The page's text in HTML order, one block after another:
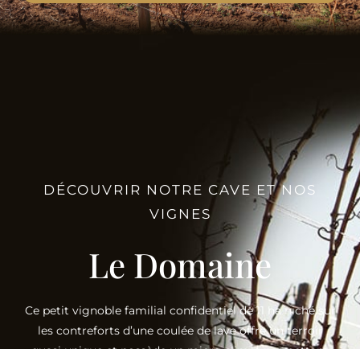
DÉCOUVRIR NOTRE CAVE ET NOS
VIGNES
Le Domaine
Ce petit vignoble familial confidentiel de 11 ha niché sur
les contreforts d’une coulée de lave offre un terroir